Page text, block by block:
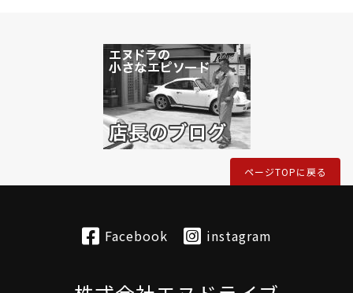
ページTOPに戻る
Facebook instagram